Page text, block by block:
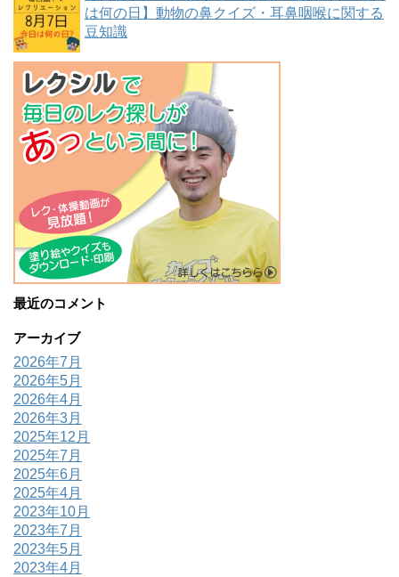
は何の日】動物の鼻クイズ・耳鼻咽喉に関する
豆知識
最近のコメント
アーカイブ
2026年7月
2026年5月
2026年4月
2026年3月
2025年12月
2025年7月
2025年6月
2025年4月
2023年10月
2023年7月
2023年5月
2023年4月